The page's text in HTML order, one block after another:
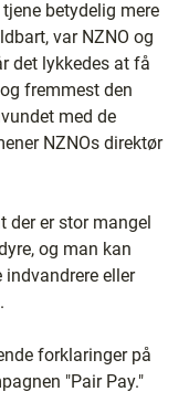
betydelig mere
var NZNO og
det lykkedes at få
fremmest den
med de
NZNOs direktør
der er stor mangel
og man kan
eller
forklaringer på
"Pair Pay."